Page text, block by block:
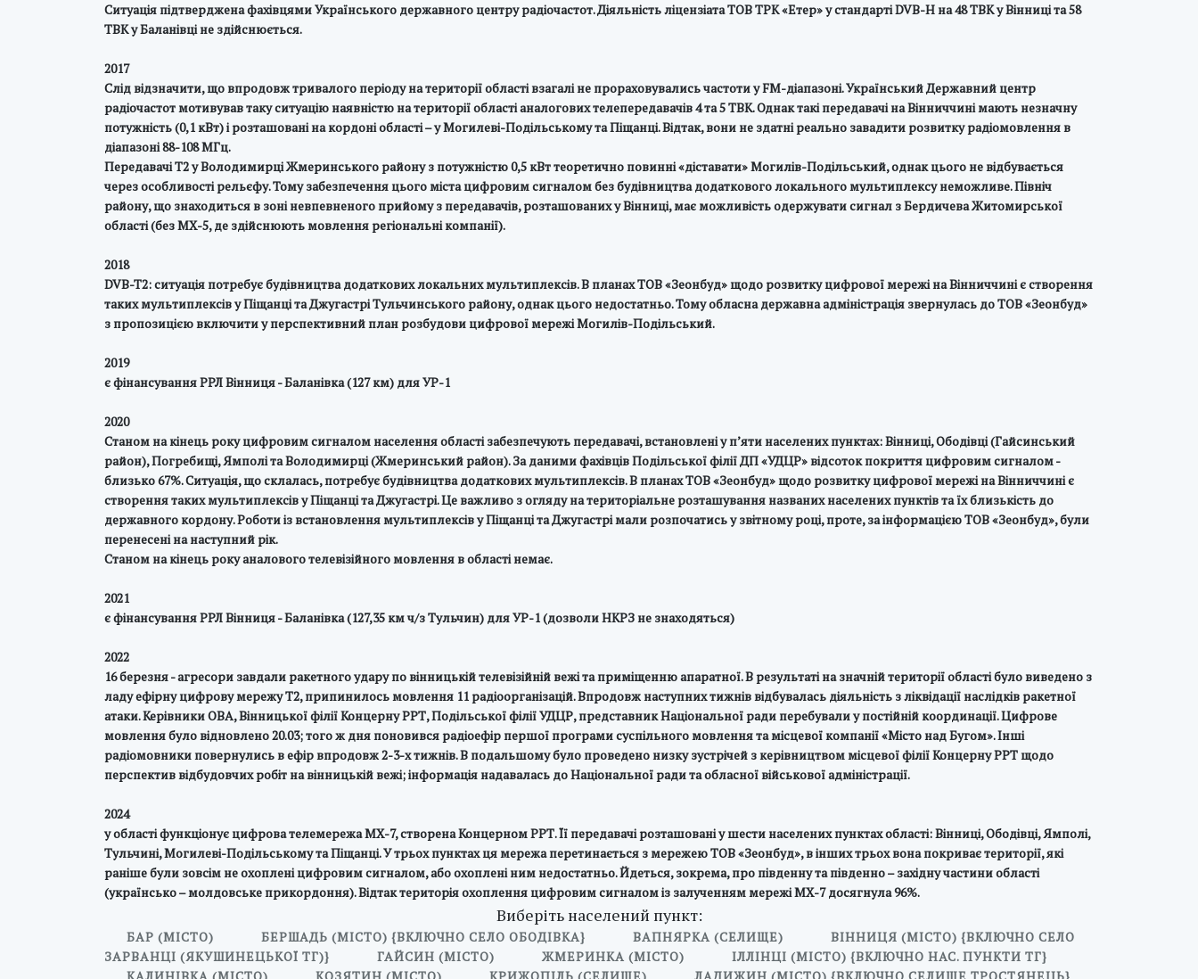
Ситуація підтверджена фахівцями Українського державного центру радіочастот. Діяльність ліцензіата ТОВ ТРК «Етер» у стандарті DVB-H на 48 ТВК у Вінниці та 58
ТВК у Баланівці не здійснюється.
2017
Слід відзначити, що впродовж тривалого періоду на території області взагалі не прораховувались частоти у FM-діапазоні. Український Державний центр
радіочастот мотивував таку ситуацію наявністю на території області аналогових телепередавачів 4 та 5 ТВК. Однак такі передавачі на Вінниччині мають незначну
потужність (0,1 кВт) і розташовані на кордоні області – у Могилеві-Подільському та Піщанці. Відтак, вони не здатні реально завадити розвитку радіомовлення в
діапазоні 88-108 МГц.
Передавачі Т2 у Володимирці Жмеринського району з потужністю 0,5 кВт теоретично повинні «діставати» Могилів-Подільський, однак цього не відбувається
через особливості рельєфу. Тому забезпечення цього міста цифровим сигналом без будівництва додаткового локального мультиплексу неможливе. Північ
району, що знаходиться в зоні невпевненого прийому з передавачів, розташованих у Вінниці, має можливість одержувати сигнал з Бердичева Житомирської
області (без МХ-5, де здійснюють мовлення регіональні компанії).
2018
DVB-T2: ситуація потребує будівництва додаткових локальних мультиплексів. В планах ТОВ «Зеонбуд» щодо розвитку цифрової мережі на Вінниччині є створення
таких мультиплексів у Піщанці та Джугастрі Тульчинського району, однак цього недостатньо. Тому обласна державна адміністрація звернулась до ТОВ «Зеонбуд»
з пропозицією включити у перспективний план розбудови цифрової мережі Могилів-Подільський.
2019
є фінансування РРЛ Вінниця - Баланівка (127 км) для УР-1
2020
Станом на кінець року цифровим сигналом населення області забезпечують передавачі, встановлені у п’яти населених пунктах: Вінниці, Ободівці (Гайсинський
район), Погребищі, Ямполі та Володимирці (Жмеринський район). За даними фахівців Подільської філії ДП «УДЦР» відсоток покриття цифровим сигналом -
близько 67%. Ситуація, що склалась, потребує будівництва додаткових мультиплексів. В планах ТОВ «Зеонбуд» щодо розвитку цифрової мережі на Вінниччині є
створення таких мультиплексів у Піщанці та Джугастрі. Це важливо з огляду на територіальне розташування названих населених пунктів та їх близькість до
державного кордону. Роботи із встановлення мультиплексів у Піщанці та Джугастрі мали розпочатись у звітному році, проте, за інформацією ТОВ «Зеонбуд», були
перенесені на наступний рік.
Станом на кінець року аналового телевізійного мовлення в області немає.
2021
є фінансування РРЛ Вінниця - Баланівка (127,35 км ч/з Тульчин) для УР-1 (дозволи НКРЗ не знаходяться)
2022
16 березня - агресори завдали ракетного удару по вінницькій телевізійній вежі та приміщенню апаратної. В результаті на значній території області було виведено з
ладу ефірну цифрову мережу Т2, припинилось мовлення 11 радіоорганізацій. Впродовж наступних тижнів відбувалась діяльність з ліквідації наслідків ракетної
атаки. Керівники ОВА, Вінницької філії Концерну РРТ, Подільської філії УДЦР, представник Національної ради перебували у постійній координації. Цифрове
мовлення було відновлено 20.03; того ж дня поновився радіоефір першої програми суспільного мовлення та місцевої компанії «Місто над Бугом». Інші
радіомовники повернулись в ефір впродовж 2-3-х тижнів. В подальшому було проведено низку зустрічей з керівництвом місцевої філії Концерну РРТ щодо
перспектив відбудовчих робіт на вінницькій вежі; інформація надавалась до Національної ради та обласної військової адміністрації.
2024
у області функціонує цифрова телемережа МХ-7, створена Концерном РРТ. Її передавачі розташовані у шести населених пунктах області: Вінниці, Ободівці, Ямполі,
Тульчині, Могилеві-Подільському та Піщанці. У трьох пунктах ця мережа перетинається з мережею ТОВ «Зеонбуд», в інших трьох вона покриває території, які
раніше були зовсім не охоплені цифровим сигналом, або охоплені ним недостатньо. Йдеться, зокрема, про південну та південно – західну частини області
(українсько – молдовське прикордоння). Відтак територія охоплення цифровим сигналом із залученням мережі МХ-7 досягнула 96%.
Виберіть населений пункт:
БАР (МІСТО) БЕРШАДЬ (МІСТО) {ВКЛЮЧНО СЕЛО ОБОДІВКА} ВАПНЯРКА (СЕЛИЩЕ)
ВІННИЦЯ (МІСТО) {ВКЛЮЧНО СЕЛО
ЗАРВАНЦІ (ЯКУШИНЕЦЬКОЇ ТГ)}
ГАЙСИН (МІСТО) ЖМЕРИНКА (МІСТО)
ІЛЛІНЦІ (МІСТО) {ВКЛЮЧНО НАС. ПУНКТИ ТГ}